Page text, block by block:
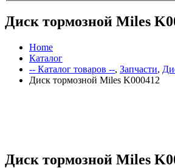
Диск тормозной Miles
Home
Каталог
-- Каталог товаров --, Запчасти,
Диск тормозной Miles K000412
Диск тормозной Miles